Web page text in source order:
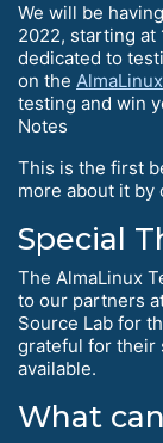
We will be
2022, starting at
dedicated to
on the
testing and win
Notes
This is the first
more about it by
Special
The AlmaLinux
to our partners
Source Lab for
grateful for their
available.
What